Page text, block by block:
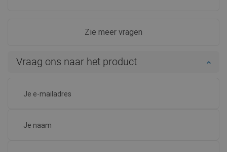
Zie meer vragen
Vraag ons naar het product